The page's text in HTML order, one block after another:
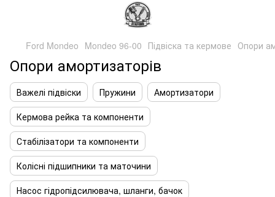
Ford Mondeo Mondeo 96-00 Підвіска та кермове Опори
Опори амортизаторів
Важелі підвіски Пружини
Амортизатори
Кермова рейка та компоненти
Стабілізатори та компоненти
Колісні підшипники та маточини
Насос гідропідсилювача, шланги, бачок